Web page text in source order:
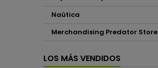
Naútica
Merchandising Predator Store
LOS MÁS VENDIDOS